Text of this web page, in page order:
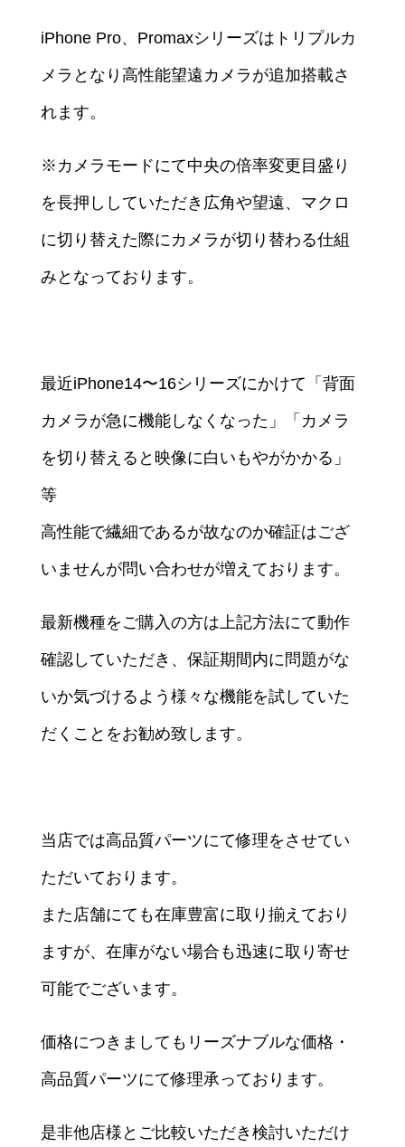
iPhone Pro、Promaxシリーズはトリプルカ
メラとなり高性能望遠カメラが追加搭載さ
れます。
※カメラモードにて中央の倍率変更目盛り
を長押ししていただき広角や望遠、マクロ
に切り替えた際にカメラが切り替わる仕組
みとなっております。
最近iPhone14〜16シリーズにかけて「背面
カメラが急に機能しなくなった」「カメラ
を切り替えると映像に白いもやがかかる」
等
高性能で繊細であるが故なのか確証はござ
いませんが問い合わせが増えております。
最新機種をご購入の方は上記方法にて動作
確認していただき、保証期間内に問題がな
いか気づけるよう様々な機能を試していた
だくことをお勧め致します。
当店では高品質パーツにて修理をさせてい
ただいております。
また店舗にても在庫豊富に取り揃えており
ますが、在庫がない場合も迅速に取り寄せ
可能でございます。
価格につきましてもリーズナブルな価格・
高品質パーツにて修理承っております。
是非他店様とご比較いただき検討いただけ